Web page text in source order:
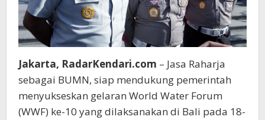
Jakarta, RadarKendari.com – Jasa Raharja
sebagai BUMN, siap mendukung pemerintah
menyukseskan gelaran World Water Forum
(WWF) ke-10 yang dilaksanakan di Bali pada 18-